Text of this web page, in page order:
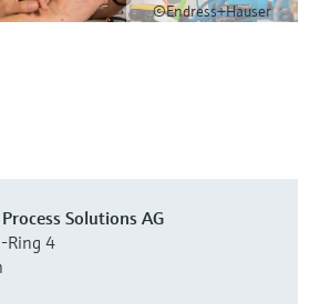
©Endress+Hauser
Solutions AG
Ring 4